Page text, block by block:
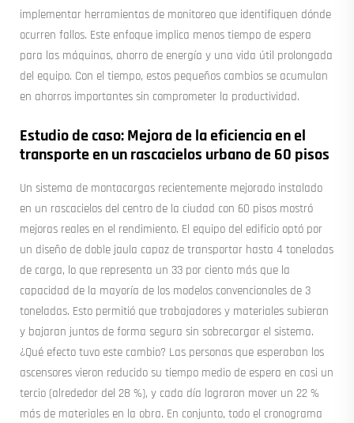
implementar herramientas de monitoreo que identifiquen dónde
ocurren fallos. Este enfoque implica menos tiempo de espera
para las máquinas, ahorro de energía y una vida útil prolongada
del equipo. Con el tiempo, estos pequeños cambios se acumulan
en ahorros importantes sin comprometer la productividad.
Estudio de caso: Mejora de la eficiencia en el
transporte en un rascacielos urbano de 60 pisos
Un sistema de montacargas recientemente mejorado instalado
en un rascacielos del centro de la ciudad con 60 pisos mostró
mejoras reales en el rendimiento. El equipo del edificio optó por
un diseño de doble jaula capaz de transportar hasta 4 toneladas
de carga, lo que representa un 33 por ciento más que la
capacidad de la mayoría de los modelos convencionales de 3
toneladas. Esto permitió que trabajadores y materiales subieran
y bajaran juntos de forma segura sin sobrecargar el sistema.
¿Qué efecto tuvo este cambio? Las personas que esperaban los
ascensores vieron reducido su tiempo medio de espera en casi un
tercio (alrededor del 28 %), y cada día lograron mover un 22 %
más de materiales en la obra. En conjunto, todo el cronograma